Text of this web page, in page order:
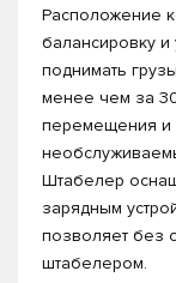
Расположение
балансировку
поднимать
менее чем за
перемещения и
Штабелер
зарядным
позволяет без
штабелером.